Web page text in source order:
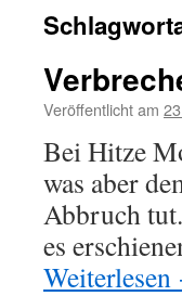
Veröffentlicht am
Bei Hitze
was aber
Abbruch
es
Weiterlesen